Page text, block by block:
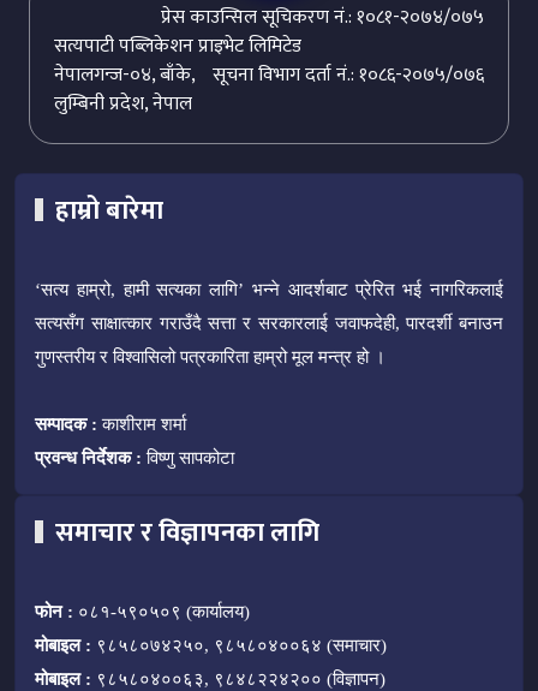
प्रेस काउन्सिल सूचिकरण नं.: १०८१-२०७४/०७५
सत्यपाटी पब्लिकेशन प्राइभेट लिमिटेड
सूचना विभाग दर्ता नं.: १०८६-२०७५/०७६
नेपालगन्ज-०४, बाँके,
लुम्बिनी प्रदेश, नेपाल
हाम्रो बारेमा
‘सत्य हाम्रो, हामी सत्यका लागि’ भन्ने आदर्शबाट प्रेरित भई नागरिकलाई
सत्यसँग साक्षात्कार गराउँदै सत्ता र सरकारलाई जवाफदेही, पारदर्शी बनाउन
गुणस्तरीय र विश्वासिलो पत्रकारिता हाम्रो मूल मन्त्र हो ।
सम्पादक : काशीराम शर्मा
प्रवन्ध निर्देशक : विष्णु सापकोटा
समाचार र विज्ञापनका लागि
फोन : ०८१-५९०५०९ (कार्यालय)
मोबाइल : ९८५८०७४२५०, ९८५८०४००६४ (समाचार)
मोबाइल : ९८५८०४००६३, ९८४८२२४२०० (विज्ञापन)